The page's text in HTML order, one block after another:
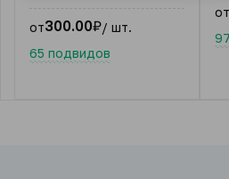
от300.00₽/ шт.
65 подвидов
от